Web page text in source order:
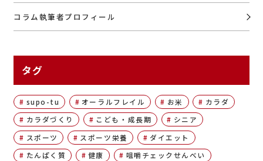
コラム執筆者プロフィール
タグ
supo-tu オーラルフレイル お米
カラダ
カラダづくり
こども・成長期
シニア
スポーツ
スポーツ栄養
ダイエット
たんぱく質
健康
咀嚼チェックせんべい